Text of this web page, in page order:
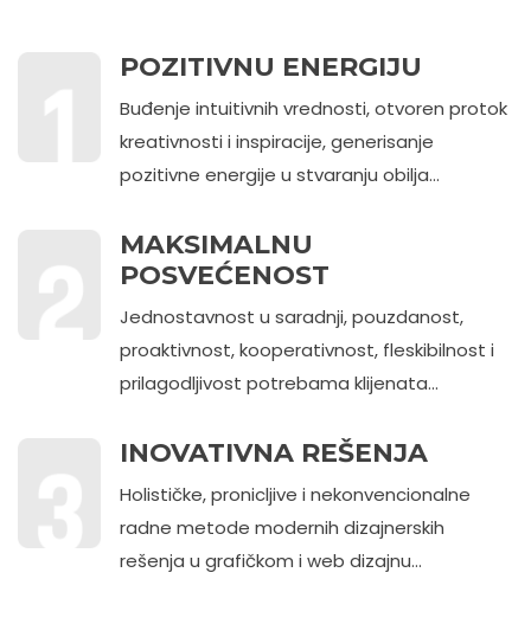
POZITIVNU ENERGIJU
Buđenje intuitivnih vrednosti, otvoren protok
kreativnosti i inspiracije, generisanje
pozitivne energije u stvaranju obilja...
MAKSIMALNU
POSVEĆENOST
Jednostavnost u saradnji, pouzdanost,
proaktivnost, kooperativnost, fleskibilnost i
prilagodljivost potrebama klijenata...
INOVATIVNA REŠENJA
Holističke, pronicljive i nekonvencionalne
radne metode modernih dizajnerskih
rešenja u grafičkom i web dizajnu...